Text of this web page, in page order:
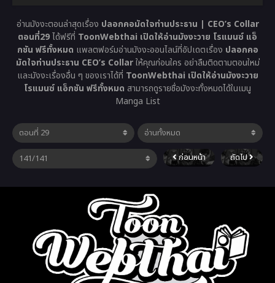
อ่านมังงะตอนล่าสุดเรื่อง ปลอกคอมัดใจท่านประธาน | CEO’s Collar
ตอนที่29ได้ฟรีที่ ToonWebthai เปิดให้อ่านมังงะวาย โรแมนซ์ แอ็
กชัน ฟรีทั้งหมด แพลตฟอร์มอ่านมังงะออนไลน์ที่อัปเดตเรื่อง ปลอกคอ
มัดใจท่านประธาน CEO’s Collarให้คุณก่อนใคร อย่าลืมติดตามตอนใหม่
และมังงะเรื่องอื่น ๆ ของเราได้ที่ ToonWebthai เปิดให้อ่านมังงะวาย
โรแมนซ์ แอ็กชัน ฟรีทั้งหมด สามารถดูรายชื่อมังงะทั้งหมดได้ในเมนู
Manga List
ก่อนหน้า ถัดไป